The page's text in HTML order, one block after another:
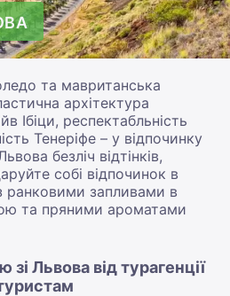
та мавританська
архітектура
Ібіци, респектабльність
Тенеріфе – у відпочинку
безліч відтінків,
собі відпочинок в
ранковими запливами в
та пряними ароматами
зі Львова від турагенції